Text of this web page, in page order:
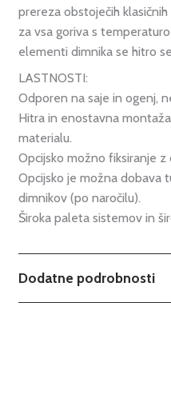
prereza obstoječih
za vsa goriva s
elementi dimnika se hitro
LASTNOSTI:
Odporen na saje in ogenj,
Hitra in enostavna
materialu.
Opcijsko možno fiksiranje
Opcijsko je možna dobava
dimnikov (po naročilu).
Široka paleta sistemov in
Dodatne podrobnosti